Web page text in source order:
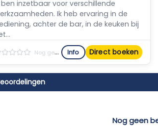
ben inzetbaar voor verschillende
Ik heb ervaring in de
achter de bar, in de keuken bij
Nog geen reviews Info Direct boeken
Nog geen